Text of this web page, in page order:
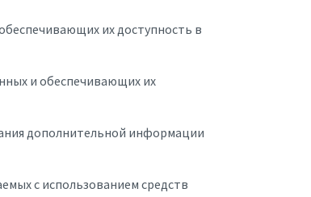
их доступность в
и обеспечивающих их
дополнительной информации
с использованием средств